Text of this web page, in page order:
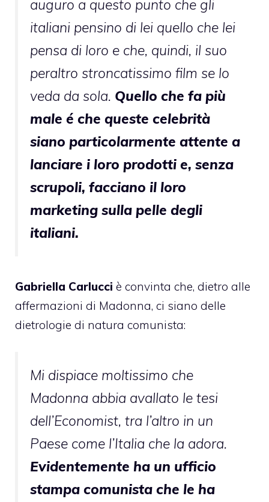
auguro a questo punto che gli
italiani pensino di lei quello che lei
pensa di loro e che, quindi, il suo
peraltro stroncatissimo film se lo
veda da sola. Quello che fa più
male é che queste celebrità
siano particolarmente attente a
lanciare i loro prodotti e, senza
scrupoli, facciano il loro
marketing sulla pelle degli
italiani.
Gabriella Carlucci è convinta che, dietro alle
affermazioni di Madonna, ci siano delle
dietrologie di natura comunista:
Mi dispiace moltissimo che
Madonna abbia avallato le tesi
dell’Economist, tra l’altro in un
Paese come l’Italia che la adora.
Evidentemente ha un ufficio
stampa comunista che le ha